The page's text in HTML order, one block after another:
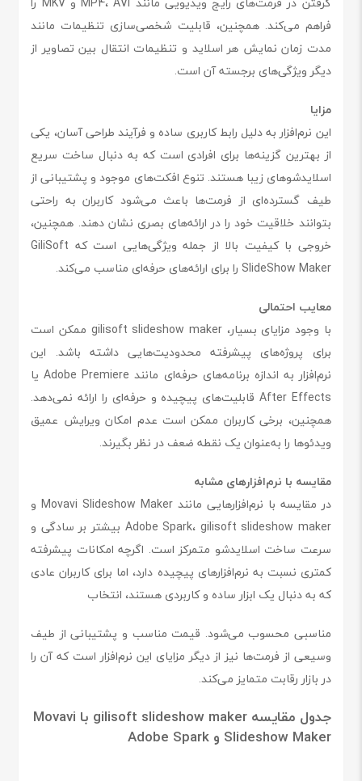
فراهم می‌کند. همچنین، قابلیت شخصی‌سازی تنظیمات مانند
مدت زمان نمایش هر اسلاید و تنظیمات انتقال بین تصاویر از
دیگر ویژگی‌های برجسته آن است.
مزایا
این نرم‌افزار به دلیل رابط کاربری ساده و فرآیند طراحی آسان، یکی
از بهترین گزینه‌ها برای افرادی است که به دنبال ساخت سریع
اسلایدشوهای زیبا هستند. تنوع افکت‌های موجود و پشتیبانی از
طیف گسترده‌ای از فرمت‌ها باعث می‌شود کاربران به راحتی
بتوانند خلاقیت خود را در ارائه‌های بصری نشان دهند. همچنین،
خروجی با کیفیت بالا از جمله ویژگی‌هایی است که GiliSoft
SlideShow Maker را برای ارائه‌های حرفه‌ای مناسب می‌کند.
معایب احتمالی
با وجود مزایای بسیار، gilisoft slideshow maker ممکن است
برای پروژه‌های پیشرفته محدودیت‌هایی داشته باشد. این
نرم‌افزار به اندازه برنامه‌های حرفه‌ای مانند Adobe Premiere یا
After Effects قابلیت‌های پیچیده و حرفه‌ای را ارائه نمی‌دهد.
همچنین، برخی کاربران ممکن است عدم امکان ویرایش عمیق
ویدئوها را به‌عنوان یک نقطه ضعف در نظر بگیرند.
مقایسه با نرم‌افزارهای مشابه
در مقایسه با نرم‌افزارهایی مانند Movavi Slideshow Maker و
Adobe Spark، gilisoft slideshow maker بیشتر بر سادگی و
سرعت ساخت اسلایدشو متمرکز است. اگرچه امکانات پیشرفته
کمتری نسبت به نرم‌افزارهای پیچیده دارد، اما برای کاربران عادی
که به دنبال یک ابزار ساده و کاربردی هستند، انتخاب
مناسبی محسوب می‌شود. قیمت مناسب و پشتیبانی از طیف
وسیعی از فرمت‌ها نیز از دیگر مزایای این نرم‌افزار است که آن را
در بازار رقابت متمایز می‌کند.
جدول مقایسه gilisoft slideshow maker با Movavi
Slideshow Maker و Adobe Spark